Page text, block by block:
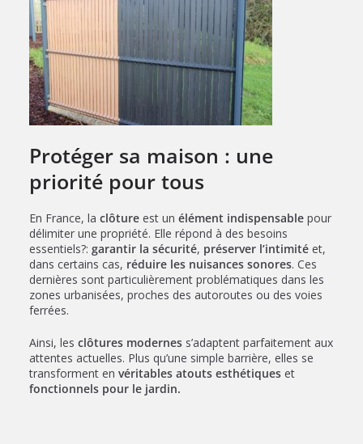
Protéger sa maison : une
priorité pour tous
En France, la clôture est un élément indispensable pour
délimiter une propriété. Elle répond à des besoins
essentiels?: garantir la sécurité, préserver l’intimité et,
dans certains cas, réduire les nuisances sonores. Ces
dernières sont particulièrement problématiques dans les
zones urbanisées, proches des autoroutes ou des voies
ferrées.
Ainsi, les clôtures modernes s’adaptent parfaitement aux
attentes actuelles. Plus qu’une simple barrière, elles se
transforment en véritables atouts esthétiques et
fonctionnels pour le jardin.